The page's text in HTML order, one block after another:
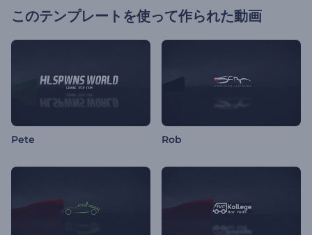
このテンプレートを使って作られた動画
Pete Rob